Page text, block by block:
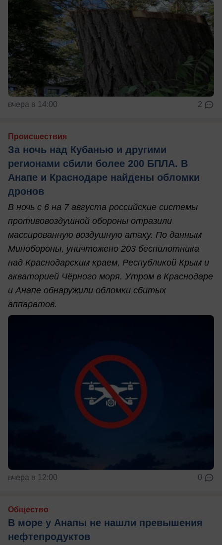
вчера в 14:00 2
Происшествия
За ночь над Кубанью и другими
регионами сбили более 200 БПЛА. В
Анапе и Краснодаре найдены обломки
дронов
В ночь с 6 на 7 августа российские системы
противовоздушной обороны отразили
массированную воздушную атаку. По данным
Минобороны, уничтожено 203 беспилотника
над Краснодарским краем, Республикой Крым и
акваторией Чёрного моря. Утром в Краснодаре
и Анапе обнаружили обломки сбитых
аппаратов.
вчера в 12:00 0
Общество
В море у Анапы не нашли превышения
нефтепродуктов